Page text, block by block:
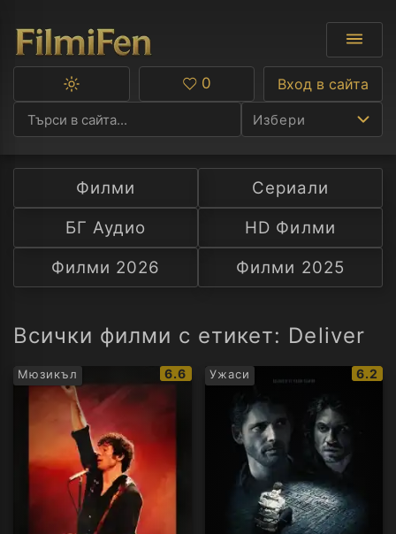
Избери
Ф
С
А
Превключване
тъмна
тема
Любими
0 Вход в сайта
Филми
Сериали
БГ Аудио
HD Филми
Филми 2026
Филми 2025
Всички филми с етикет: Deliver
Мюзикъл
IMDb
рейтинг:
6.6 Ужаси
IMDb
6.2